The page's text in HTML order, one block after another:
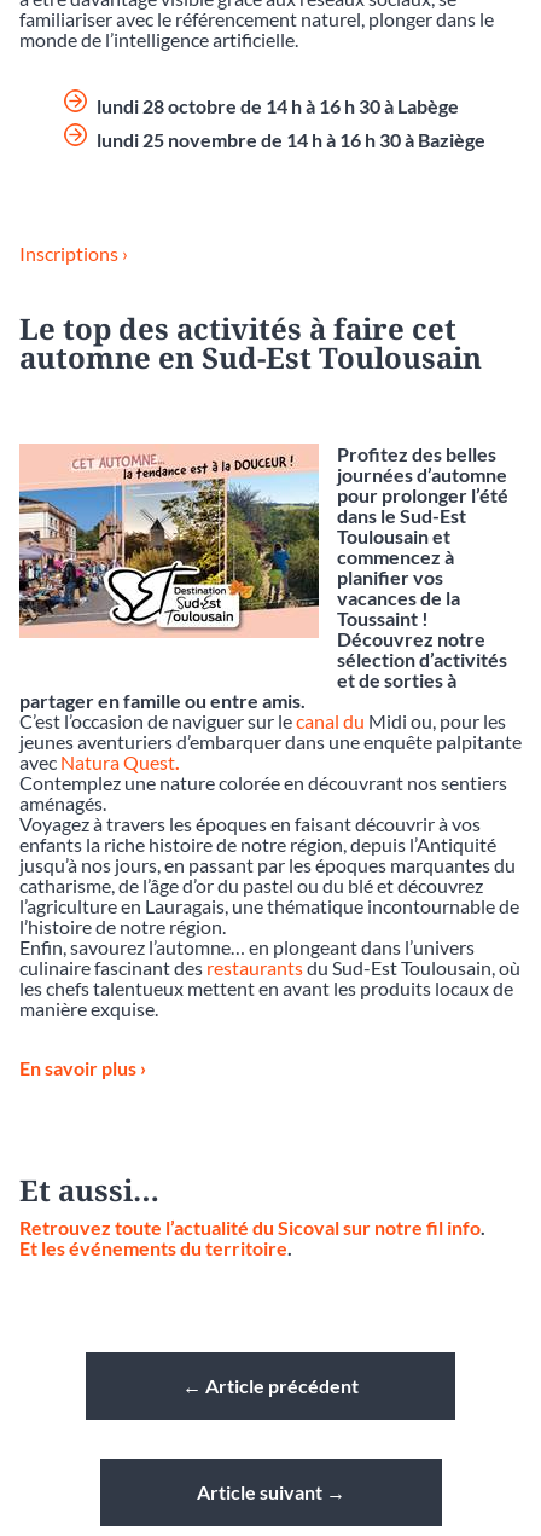
familiariser avec le référencement naturel, plonger dans le
monde de l’intelligence artificielle.
lundi 28 octobre de 14 h à 16 h 30 à Labège
lundi 25 novembre de 14 h à 16 h 30 à Baziège
Inscriptions ›
Le top des activités à faire cet
automne en Sud-Est Toulousain
Profitez des belles
journées d’automne
pour prolonger l’été
dans le Sud-Est
Toulousain et
commencez à
planifier vos
vacances de la
Toussaint !
Découvrez notre
sélection d’activités
et de sorties à
partager en famille ou entre amis.
C’est l’occasion de naviguer sur lecanal du Midi ou, pour les
jeunes aventuriers d’embarquer dans une enquête palpitante
avec Natura Quest.
Contemplez une nature colorée en découvrant nos sentiers
aménagés.
Voyagez à travers les époques en faisant découvrir à vos
enfants la riche histoire de notre région, depuis l’Antiquité
jusqu’à nos jours, en passant par les époques marquantes du
catharisme, de l’âge d’or du pastel ou du blé et découvrez
l’agriculture en Lauragais, une thématique incontournable de
l’histoire de notre région.
Enfin, savourez l’automne… en plongeant dans l’univers
culinaire fascinant des restaurantsdu Sud-Est Toulousain, où
les chefs talentueux mettent en avant les produits locaux de
manière exquise.
En savoir plus ›
Et aussi…
Retrouvez toute l’actualité du Sicoval sur notre fil info.
Et les événements du territoire.
← Article précédent
Article suivant→